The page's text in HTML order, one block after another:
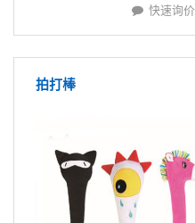
快速询价
拍打棒